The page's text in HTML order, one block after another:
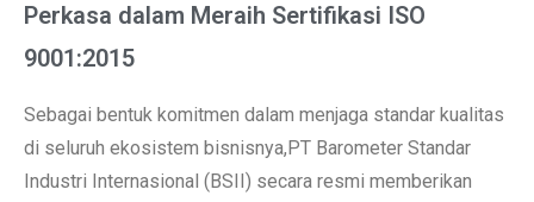
Perkasa dalam Meraih Sertifikasi ISO
9001:2015
Sebagai bentuk komitmen dalam menjaga standar kualitas
di seluruh ekosistem bisnisnya,PT Barometer Standar
Industri Internasional (BSII) secara resmi memberikan